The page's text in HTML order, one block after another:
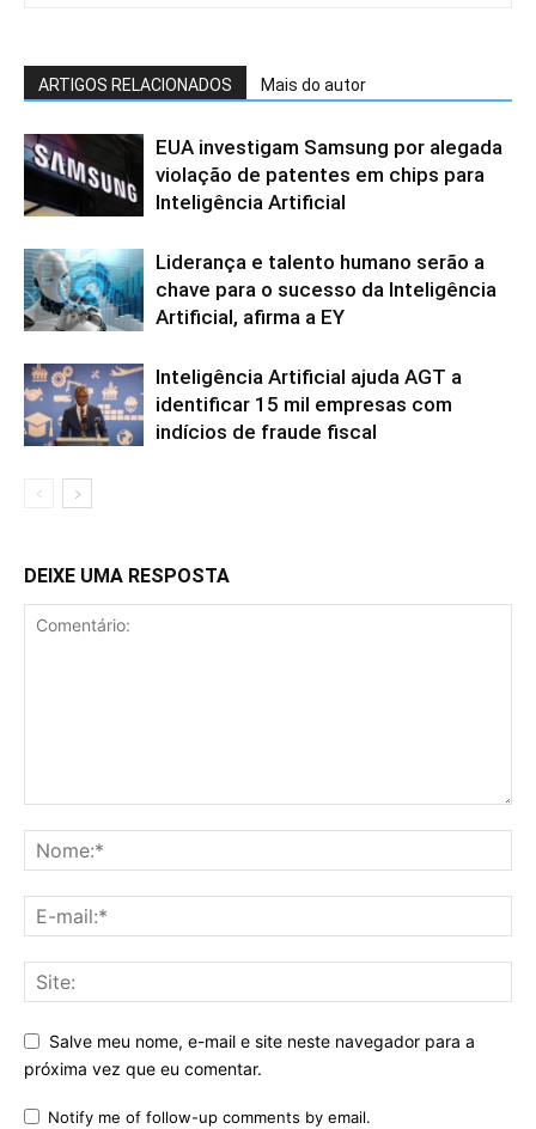
ARTIGOS RELACIONADOS Mais do autor
EUA investigam Samsung por alegada
violação de patentes em chips para
Inteligência Artificial
Liderança e talento humano serão a
chave para o sucesso da Inteligência
Artificial, afirma a EY
Inteligência Artificial ajuda AGT a
identificar 15 mil empresas com
indícios de fraude fiscal
DEIXE UMA RESPOSTA
Salve meu nome, e-mail e site neste navegador para a
próxima vez que eu comentar.
Notify me of follow-up comments by email.